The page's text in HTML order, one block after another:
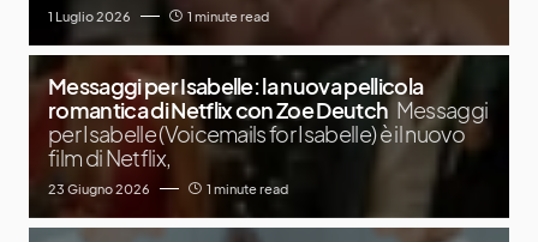
1 Luglio 2026 1 minute read
Messaggi per Isabelle: la nuova pellicola
romantica di Netflix con Zoe Deutch Messaggi
per Isabelle (Voicemails for Isabelle) è il nuovo
film di Netflix,
23 Giugno 2026 1 minute read